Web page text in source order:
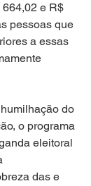
e R$
pessoas que
a essas
do
o programa
eleitoral
das e